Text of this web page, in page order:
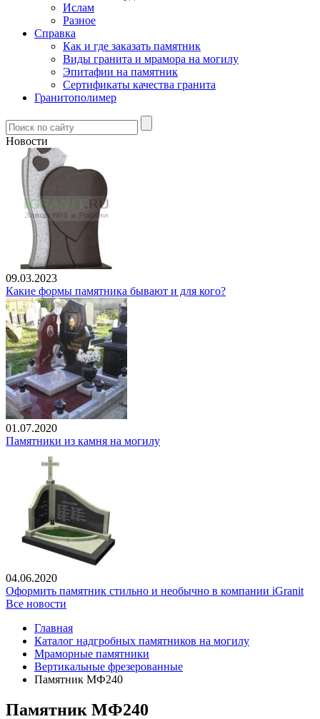
Ислам
Разное
Справка
Как и где заказать памятник
Виды гранита и мрамора на могилу
Эпитафии на памятник
Сертификаты качества гранита
Гранитополимер
Новости
09.03.2023
Какие формы памятника бывают и для кого?
01.07.2020
Памятники из камня на могилу
04.06.2020
Оформить памятник стильно и необычно в компании iGranit
Все новости
Главная
Каталог надгробных памятников на могилу
Мраморные памятники
Вертикальные фрезерованные
Памятник МФ240
Памятник МФ240